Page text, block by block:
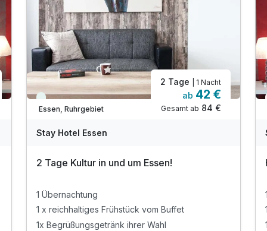
Viele Termine frei
Essen, Ruhrgebiet
2 Tage | 1 Nacht
ab 42 €
Gesamt ab 84 €
Stay Hotel Essen
2 Tage Kultur in und um Essen!
1 Übernachtung
1 x reichhaltiges Frühstück vom Buffet
1x Begrüßungsgetränk ihrer Wahl